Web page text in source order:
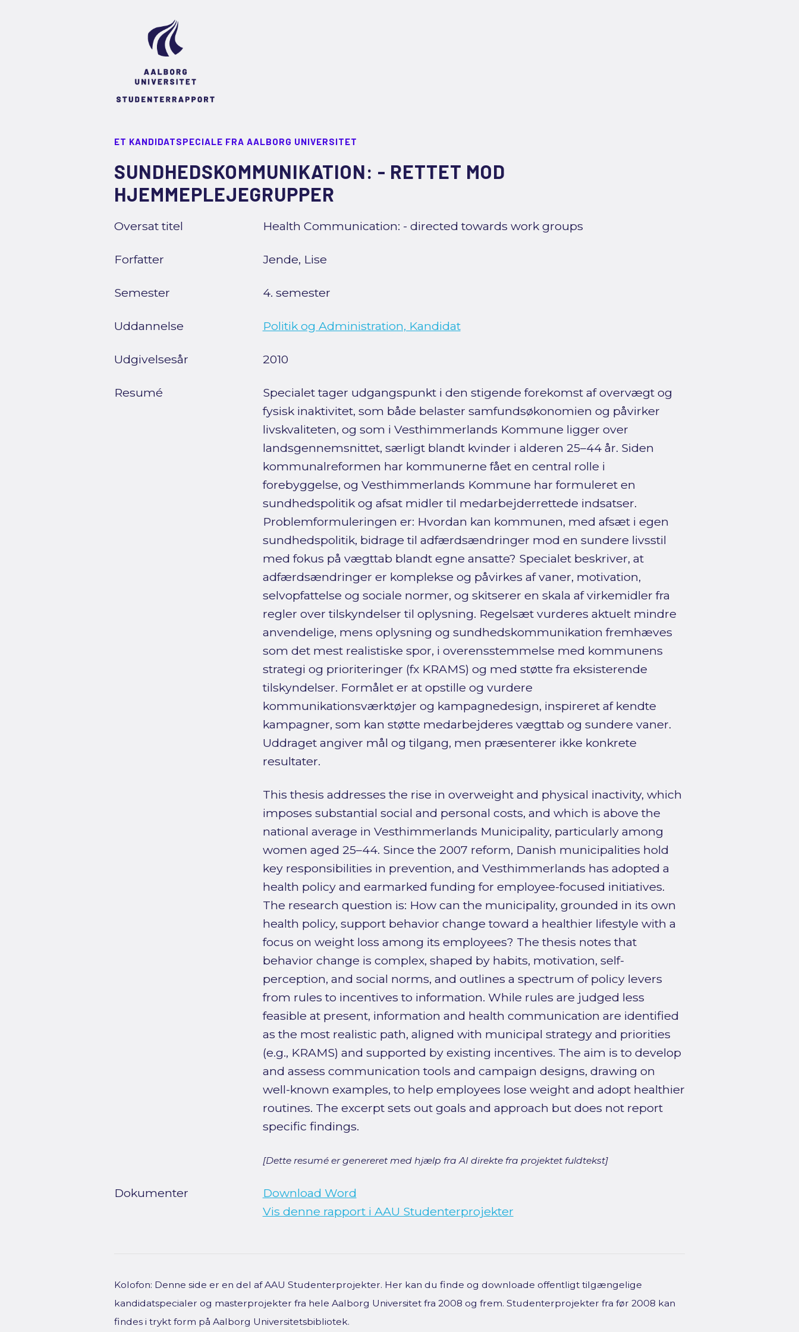
ET KANDIDATSPECIALE FRA AALBORG UNIVERSITET
SUNDHEDSKOMMUNIKATION: - RETTET MOD
HJEMMEPLEJEGRUPPER
Oversat titel Health Communication: - directed towards work groups
Forfatter Jende, Lise
Semester 4. semester
Uddannelse Politik og Administration, Kandidat
Udgivelsesår 2010
Resumé
Specialet tager udgangspunkt i den stigende forekomst af overvægt og
fysisk inaktivitet, som både belaster samfundsøkonomien og påvirker
livskvaliteten, og som i Vesthimmerlands Kommune ligger over
landsgennemsnittet, særligt blandt kvinder i alderen 25–44 år. Siden
kommunalreformen har kommunerne fået en central rolle i
forebyggelse, og Vesthimmerlands Kommune har formuleret en
sundhedspolitik og afsat midler til medarbejderrettede indsatser.
Problemformuleringen er: Hvordan kan kommunen, med afsæt i egen
sundhedspolitik, bidrage til adfærdsændringer mod en sundere livsstil
med fokus på vægttab blandt egne ansatte? Specialet beskriver, at
adfærdsændringer er komplekse og påvirkes af vaner, motivation,
selvopfattelse og sociale normer, og skitserer en skala af virkemidler fra
regler over tilskyndelser til oplysning. Regelsæt vurderes aktuelt mindre
anvendelige, mens oplysning og sundhedskommunikation fremhæves
som det mest realistiske spor, i overensstemmelse med kommunens
strategi og prioriteringer (fx KRAMS) og med støtte fra eksisterende
tilskyndelser. Formålet er at opstille og vurdere
kommunikationsværktøjer og kampagnedesign, inspireret af kendte
kampagner, som kan støtte medarbejderes vægttab og sundere vaner.
Uddraget angiver mål og tilgang, men præsenterer ikke konkrete
resultater.
This thesis addresses the rise in overweight and physical inactivity, which
imposes substantial social and personal costs, and which is above the
national average in Vesthimmerlands Municipality, particularly among
women aged 25–44. Since the 2007 reform, Danish municipalities hold
key responsibilities in prevention, and Vesthimmerlands has adopted a
health policy and earmarked funding for employee-focused initiatives.
The research question is: How can the municipality, grounded in its own
health policy, support behavior change toward a healthier lifestyle with a
focus on weight loss among its employees? The thesis notes that
behavior change is complex, shaped by habits, motivation, self-
perception, and social norms, and outlines a spectrum of policy levers
from rules to incentives to information. While rules are judged less
feasible at present, information and health communication are identified
as the most realistic path, aligned with municipal strategy and priorities
(e.g., KRAMS) and supported by existing incentives. The aim is to develop
and assess communication tools and campaign designs, drawing on
well-known examples, to help employees lose weight and adopt healthier
routines. The excerpt sets out goals and approach but does not report
specific findings.
[Dette resumé er genereret med hjælp fra AI direkte fra projektet fuldtekst]
Dokumenter
Download Word
Vis denne rapport i AAU Studenterprojekter
Kolofon: Denne side er en del af AAU Studenterprojekter. Her kan du finde og downloade offentligt tilgængelige
kandidatspecialer og masterprojekter fra hele Aalborg Universitet fra 2008 og frem. Studenterprojekter fra før 2008 kan
findes i trykt form på Aalborg Universitetsbibliotek.